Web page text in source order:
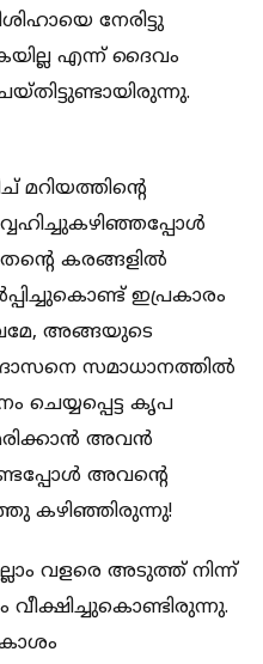
നേരിട്ടു
എന്ന് ദൈവം
കരങ്ങളിൽ
ഇപ്രകാരം
അങ്ങയുടെ
സമാധാനത്തിൽ
ചെയ്യപ്പെട്ട കൃപ
അവൻ
അവന്റെ
കഴിഞ്ഞിരുന്നു!
വളരെ അടുത്ത് നിന്ന്